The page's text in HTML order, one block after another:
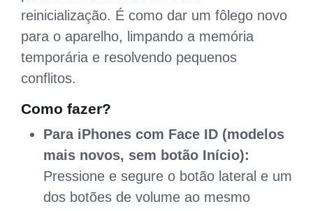
reinicialização. É como dar um fôlego novo
para o aparelho, limpando a memória
temporária e resolvendo pequenos
conflitos.
Como fazer?
Para iPhones com Face ID (modelos
mais novos, sem botão Início):
Pressione e segure o botão lateral e um
dos botões de volume ao mesmo